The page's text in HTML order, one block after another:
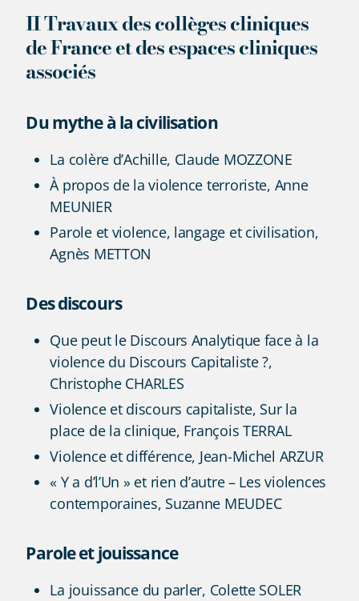
II Travaux des collèges cliniques
de France et des espaces cliniques
associés
Du mythe à la civilisation
La colère d’Achille, Claude MOZZONE
À propos de la violence terroriste, Anne
MEUNIER
Parole et violence, langage et civilisation,
Agnès METTON
Des discours
Que peut le Discours Analytique face à la
violence du Discours Capitaliste ?,
Christophe CHARLES
Violence et discours capitaliste, Sur la
place de la clinique, François TERRAL
Violence et différence, Jean-Michel ARZUR
« Y a d’l’Un » et rien d’autre – Les violences
contemporaines, Suzanne MEUDEC
Parole et jouissance
La jouissance du parler, Colette SOLER